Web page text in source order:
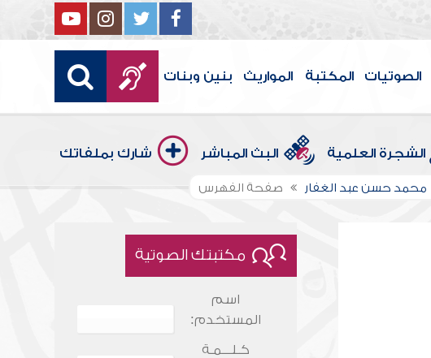
الصوتيات المكتبة المواريث بنين وبنات
الشجرة العلمية البث المباشر شارك بملفاتك
محمد حسن عبد الغفار صفحة الفهرس
مكتبتك الصوتية
اسم
المستخدم:
كـلـــمـة